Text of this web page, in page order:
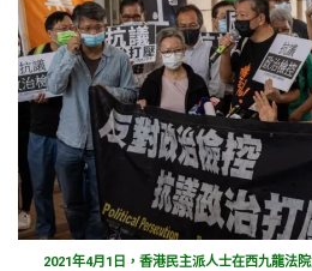
2021年4月1日，香港民主派人士在西九龍法